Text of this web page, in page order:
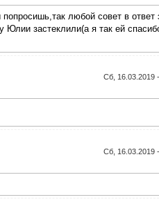
любой совет в ответ
застеклили(а я так ей
Сб, 16.03.2019
Сб, 16.03.2019